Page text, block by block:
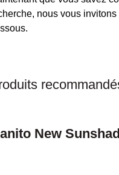
nous vous
New